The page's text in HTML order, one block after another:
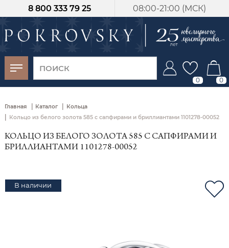
08:00-21:00 (МСК)
8 800 333 79 25
0 0
Главная | Каталог | Кольца
| Кольцо из белого золота 585 с сапфирами и бриллиантами 1101278-00052
КОЛЬЦО ИЗ БЕЛОГО ЗОЛОТА 585 С САПФИРАМИ И
БРИЛЛИАНТАМИ 1101278-00052
В наличии
-30%
от 15 дней с
момента оплаты